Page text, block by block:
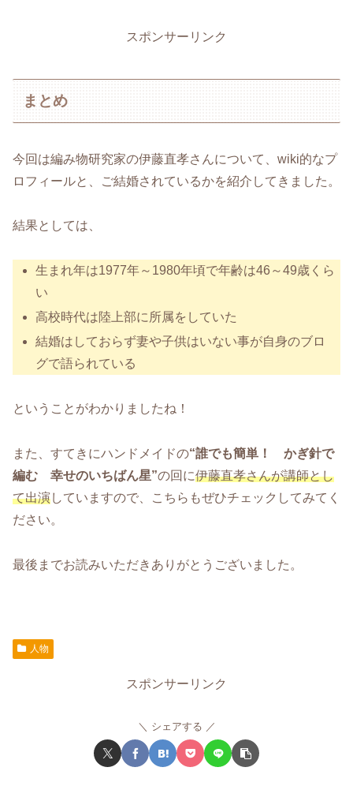
スポンサーリンク
まとめ
今回は編み物研究家の伊藤直孝さんについて、wiki的なプ
ロフィールと、ご結婚されているかを紹介してきました。
結果としては、
生まれ年は1977年～1980年頃で年齢は46～49歳くら
い
高校時代は陸上部に所属をしていた
結婚はしておらず妻や子供はいない事が自身のブロ
グで語られている
ということがわかりましたね！
また、すてきにハンドメイドの“誰でも簡単！ かぎ針で
編む 幸せのいちばん星”の回に伊藤直孝さんが講師とし
て出演していますので、こちらもぜひチェックしてみてく
ださい。
最後までお読みいただきありがとうございました。
人物
スポンサーリンク
シェアする